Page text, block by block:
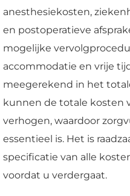
anesthesiekosten,
en postoperatieve
mogelijke
accommodatie en vrije
meegerekend in het
kunnen de totale kosten
verhogen, waardoor
essentieel is. Het is
specificatie van alle
voordat u verdergaat.